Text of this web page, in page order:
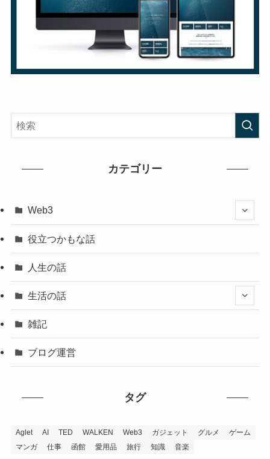
カテゴリー
Web3
役立つかもな話
人生の話
生活の話
雑記
ブログ運営
タグ
Aglet AI TED WALKEN Web3 ガジェット グルメ
ゲーム
マンガ
仕事 函館 愛用品 旅行 知識 音楽